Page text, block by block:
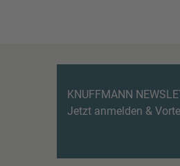
KNUFFMANN
Jetzt anmelden &